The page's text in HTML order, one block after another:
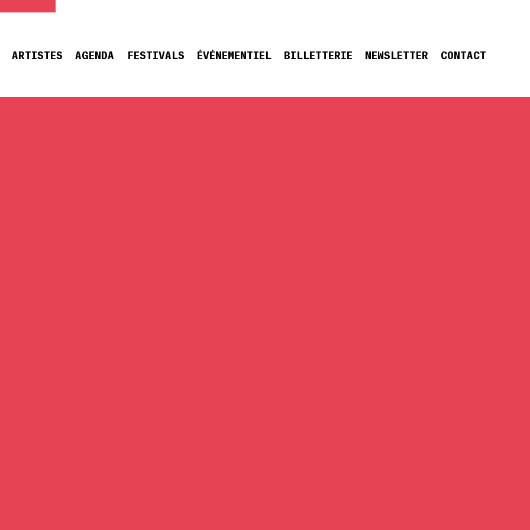
ARTISTES AGENDA FESTIVALS ÉVÉNEMENTIEL BILLETTERIE NEWSLETTER CONTACT